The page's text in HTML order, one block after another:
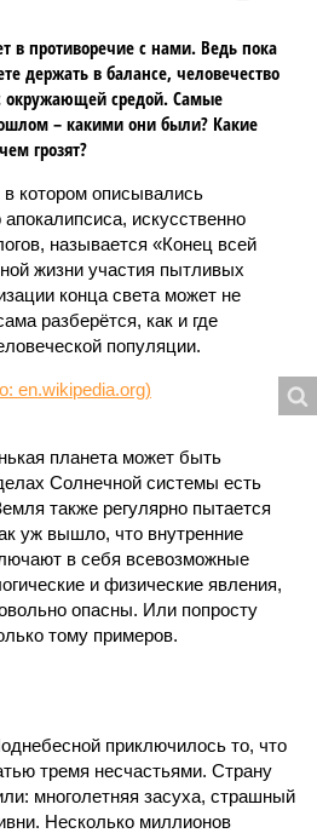
в противоречие с нами. Ведь пока
держать в балансе, человечество
окружающей средой. Самые
– какими они были? Какие
грозят?
в котором описывались
искусственно
называется «Конец всей
жизни участия пытливых
конца света может не
разберётся, как и где
популяции.
планета может быть
Солнечной системы есть
также регулярно пытается
уж вышло, что внутренние
в себя всевозможные
и физические явления,
опасны. Или попросту
тому примеров.
приключилось то, что
тремя несчастьями. Страну
многолетняя засуха, страшный
Несколько миллионов